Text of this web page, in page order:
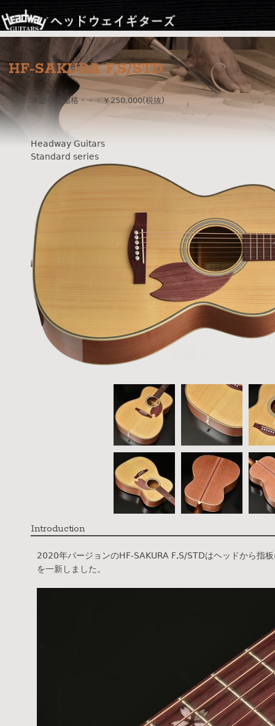
Jump to navigation
HF-SAKURA F,S/STD
希望小売価格・・・￥250,000(税抜)
Headway Guitars
Standard series
Introduction
2020年バージョンのHF-SAKURA F,S/STDはヘッドから指
を一新しました。